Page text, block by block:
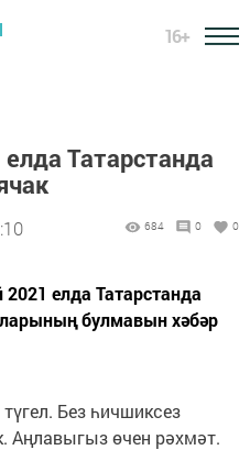
16+
Татарстанда
684 0 0
елда Татарстанда
булмавын хәбәр
Без һичшиксез
Аңлавыгыз өчен рәхмәт.